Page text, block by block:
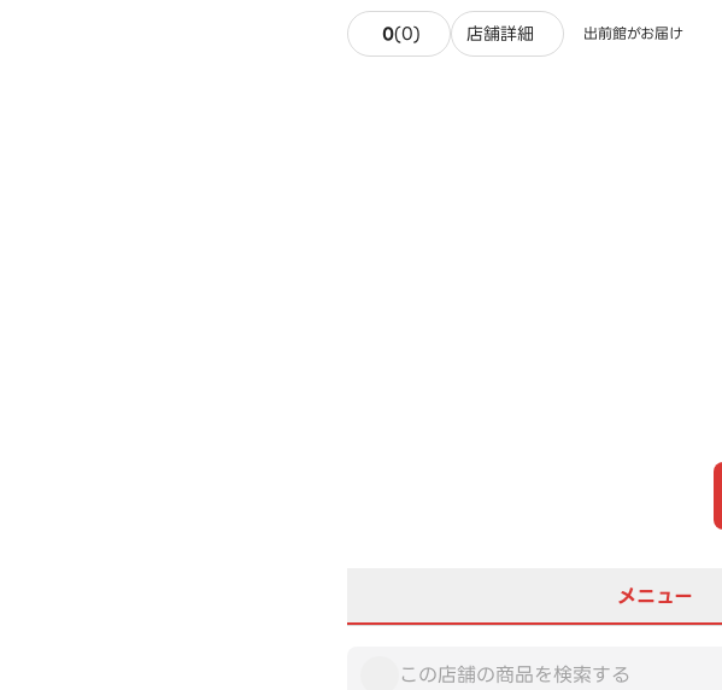
0(0) 0件のレビュー
店舗詳細 出前館がお届け
メニュー